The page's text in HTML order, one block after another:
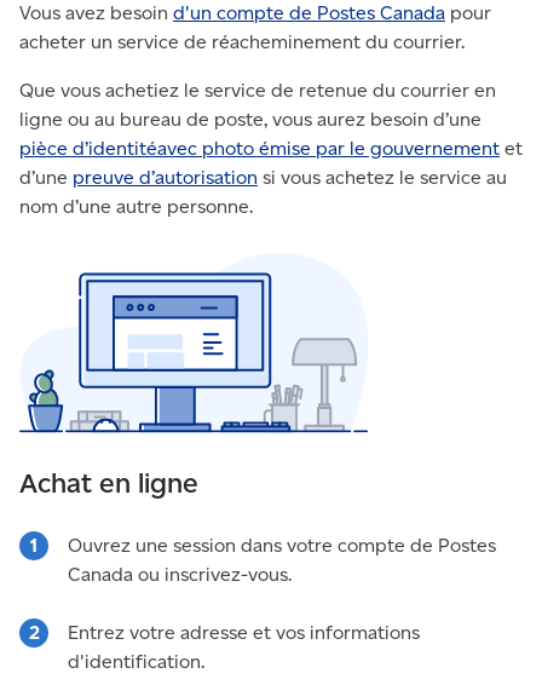
Vous avez besoin d'un compte de Postes Canada pour
acheter un service de réacheminement du courrier.
Que vous achetiez le service de retenue du courrier en
ligne ou au bureau de poste, vous aurez besoin d’une
pièce d’identitéavec photo émise par le gouvernement et
d’une preuve d’autorisation si vous achetez le service au
nom d’une autre personne.
Achat en ligne
Ouvrez une session dans votre compte de Postes
Canada ou inscrivez-vous.
Entrez votre adresse et vos informations
d'identification.